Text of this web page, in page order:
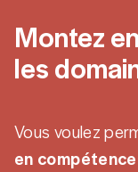
Montez
les
Vous voulez
en